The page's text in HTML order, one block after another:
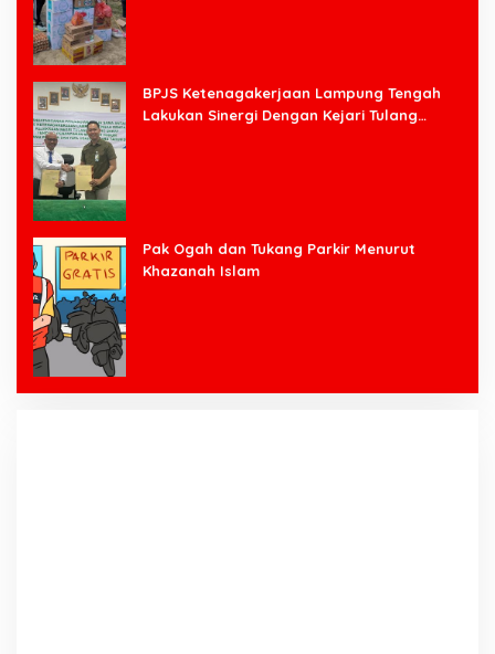
BPJS Ketenagakerjaan Lampung Tengah
Lakukan Sinergi Dengan Kejari Tulang
Pak Ogah dan Tukang Parkir Menurut
Khazanah Islam